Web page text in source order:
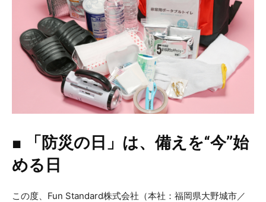
■ 「防災の日」は、備えを“今”始
める日
この度、Fun Standard株式会社（本社：福岡県大野城市／